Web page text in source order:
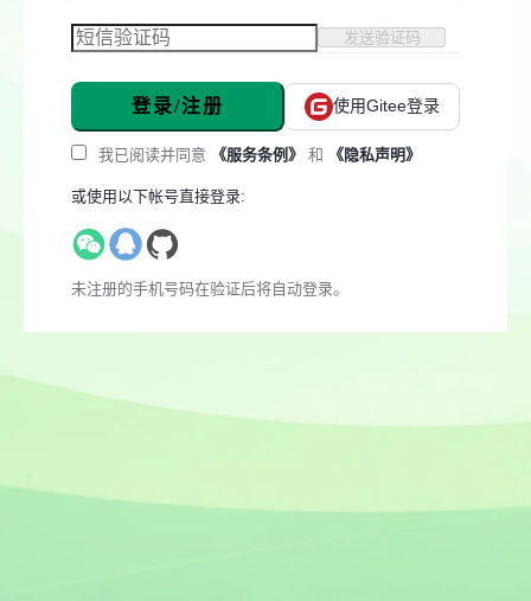
发送验证码
登录/注册 使用Gitee登录
我已阅读并同意 《服务条例》 和 《隐私声明》
或使用以下帐号直接登录:
未注册的手机号码在验证后将自动登录。